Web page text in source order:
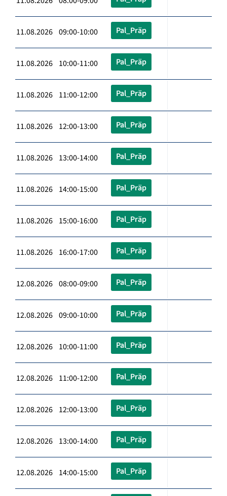
11.08.2026 09:00-10:00 Pal_Präp
11.08.2026 10:00-11:00 Pal_Präp
11.08.2026 11:00-12:00 Pal_Präp
11.08.2026 12:00-13:00 Pal_Präp
11.08.2026 13:00-14:00 Pal_Präp
11.08.2026 14:00-15:00 Pal_Präp
11.08.2026 15:00-16:00 Pal_Präp
11.08.2026 16:00-17:00 Pal_Präp
12.08.2026 08:00-09:00 Pal_Präp
12.08.2026 09:00-10:00 Pal_Präp
12.08.2026 10:00-11:00 Pal_Präp
12.08.2026 11:00-12:00 Pal_Präp
12.08.2026 12:00-13:00 Pal_Präp
12.08.2026 13:00-14:00 Pal_Präp
12.08.2026 14:00-15:00 Pal_Präp